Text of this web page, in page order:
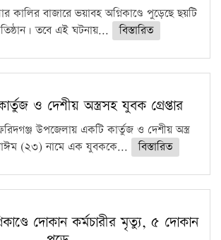
কালির বাজারে ভয়াবহ অগ্নিকাণ্ডে পুড়েছে ছয়টি
তবে এই ঘটনায়...
বিস্তারিত
ও দেশীয় অস্ত্রসহ যুবক গ্রেপ্তার
উপজেলায় একটি কার্তুজ ও দেশীয় অস্ত্র
(২৩) নামে এক যুবককে...
বিস্তারিত
দোকান কর্মচারীর মৃত্যু, ৫ দোকান